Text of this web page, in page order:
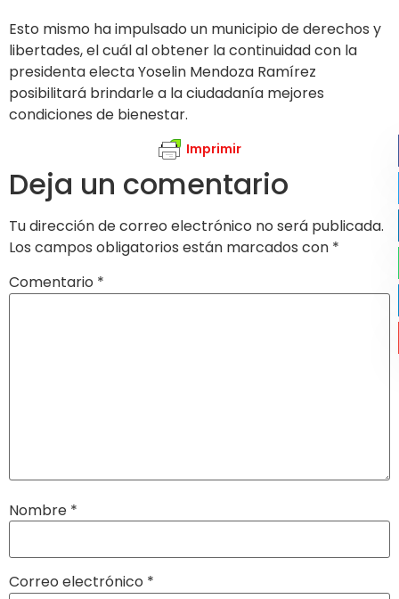
Esto mismo ha impulsado un municipio de derechos y
libertades, el cuál al obtener la continuidad con la
presidenta electa Yoselin Mendoza Ramírez
posibilitará brindarle a la ciudadanía mejores
condiciones de bienestar.
Imprimir
Deja un comentario
Tu dirección de correo electrónico no será publicada.
Los campos obligatorios están marcados con *
Comentario *
Nombre *
Correo electrónico *